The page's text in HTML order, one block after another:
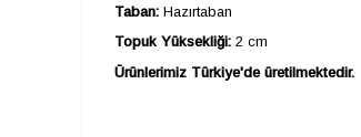
Taban: Hazırtaban
Topuk Yüksekliği: 2 cm
Ürünlerimiz Türkiye'de üretilmektedir.